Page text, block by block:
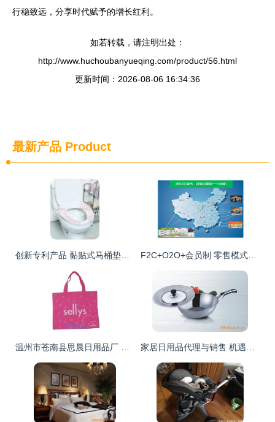
行稳致远，分享时代赋予的增长红利。
如若转载，请注明出处：
http://www.huchoubanyueqing.com/product/56.html
更新时间：2026-08-06 16:34:36
最新产品 Product